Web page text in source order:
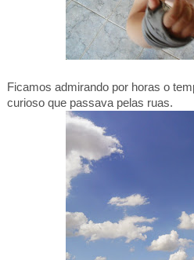
Ficamos admirando por horas o
curioso que passava pelas ruas.